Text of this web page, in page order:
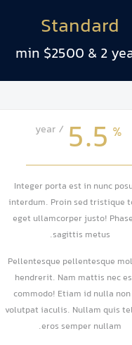
Standard
min $2500 & 2
5.5 %
/ year
Integer porta est in nunc
interdum. Proin sed tristique
eget ullamcorper justo!
sagittis metus.
Pellentesque pellentesque
hendrerit. Nam mattis nec
commodo! Etiam id nulla
volutpat iaculis. Nullam quis
eros semper nullam.